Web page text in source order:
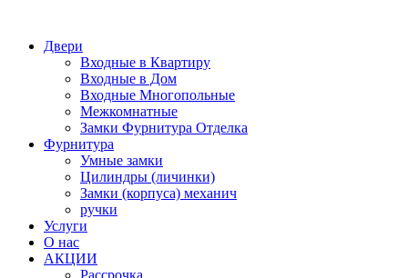
Двери
Входные в Квартиру
Входные в Дом
Входные Многопольные
Межкомнатные
Замки Фурнитура Отделка
Фурнитура
Умные замки
Цилиндры (личинки)
Замки (корпуса) механич
ручки
Услуги
О нас
АКЦИИ
Рассрочка